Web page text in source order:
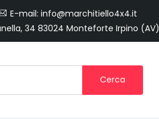
E-mail: info@marchitiello4x4.it
34 83024 Monteforte Irpino (AV)
Cerca